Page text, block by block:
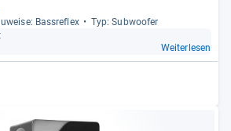
Bass­re­flex
Typ: Sub­woofer
Weiterlesen